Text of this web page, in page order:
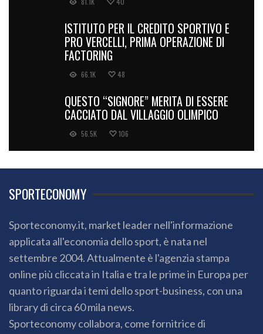
ISTITUTO PER IL CREDITO SPORTIVO E
PRO VERCELLI, PRIMA OPERAZIONE DI
FACTORING
66.1K 48
QUESTO “SIGNORE” MERITA DI ESSERE
CACCIATO DAL VILLAGGIO OLIMPICO
56.5K 106
SPORTECONOMY
Sporteconomy.it, market leader nell'informazione
applicata all'economia dello sport, è nata nel
settembre 2004. Attualmente è l'agenzia stampa
online più cliccata in Italia e tra le prime in Europa per
quanto riguarda i temi dello sport-business, con una
library di circa 60 mila news.
Sporteconomy collabora, come fornitrice di